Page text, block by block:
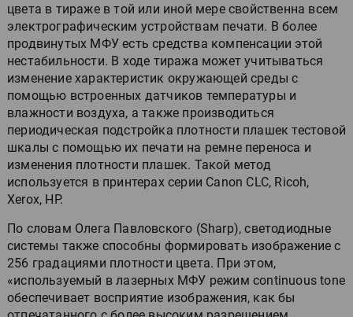
цвета в тираже в той или иной мере свойственна всем
электрографическим устройствам печати. В более
продвинутых МФУ есть средства компенсации этой
нестабильности. В ходе тиража может учитываться
изменение характеристик окружающей среды с
помощью встроенных датчиков температуры и
влажности воздуха, а также производиться
периодическая подстройка плотности плашек тестовой
шкалы с помощью их печати на ремне переноса и
изменения плотности плашек. Такой метод
используется в принтерах серии Canon CLC, Ricoh,
Xerox, HP.
По словам Олега Павловского (Sharp), светодиодные
системы также способны формировать изображение с
256 градациями плотности цвета. При этом,
«используемый в лазерных МФУ режим continuous tone
обеспечивает восприятие изображения, как бы